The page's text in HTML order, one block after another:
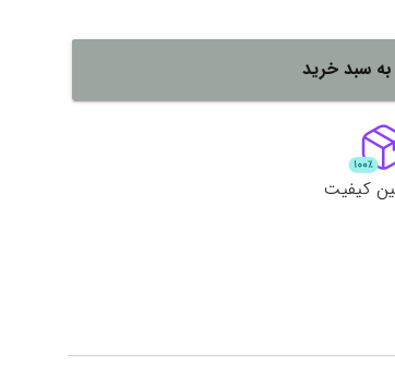
به سبد خرید
کیفیت